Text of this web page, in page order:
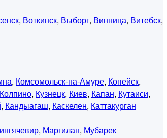
, Воткинск, Выборг, Винница, Витебск,
, Комсомольск-на-Амуре, Копейск,
Колпино, Кузнецк, Киев, Капан, Кутаиси,
, Кандыагаш, Каскелен, Каттакурган
, Маргилан, Мубарек